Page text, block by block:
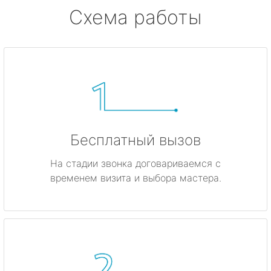
Схема работы
Бесплатный вызов
На стадии звонка договариваемся с
временем визита и выбора мастера.